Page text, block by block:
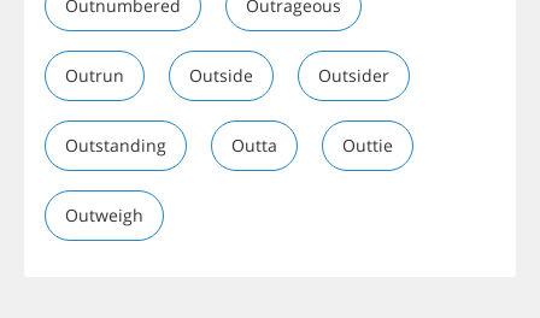
Outnumbered Outrageous
Outrun Outside Outsider
Outstanding Outta Outtie
Outweigh